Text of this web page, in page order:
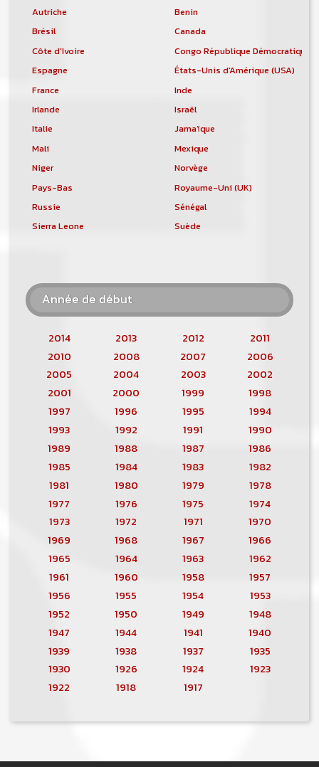
Autriche
Benin
Brésil
Canada
Côte d'Ivoire
Congo République Démocratique
Espagne
États-Unis d'Amérique (USA)
France
Inde
Irlande
Israël
Italie
Jamaïque
Mali
Mexique
Niger
Norvège
Pays-Bas
Royaume-Uni (UK)
Russie
Sénégal
Sierra Leone
Suède
Année de début
2014 2013 2012
2011
2010
2008 2007
2006
2005
2004 2003
2002
2001
2000 1999
1998
1997
1996 1995
1994
1993
1992 1991
1990
1989
1988 1987
1986
1985
1984 1983
1982
1981
1980 1979
1978
1977
1976 1975
1974
1973
1972 1971
1970
1969
1968 1967
1966
1965
1964 1963
1962
1961
1960 1958
1957
1956
1955 1954
1953
1952
1950 1949
1948
1947
1944 1941
1940
1939
1938 1937
1935
1930
1926 1924
1923
1922
1918 1917